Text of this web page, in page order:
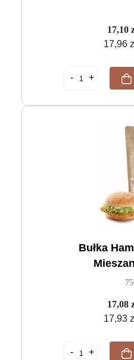
17,10
17,96
Bułka
17,08
17,93